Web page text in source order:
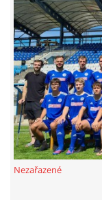
DOTACE
Nezařazené